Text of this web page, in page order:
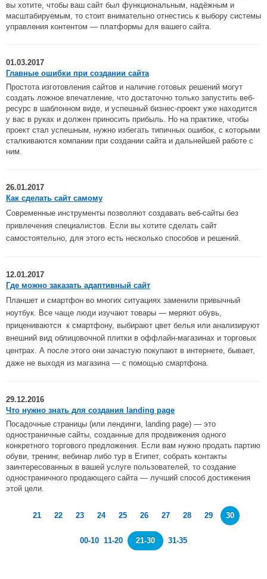
вы хотите, чтобы ваш сайт был функциональным, надёжным и
масштабируемым, то стоит внимательно отнестись к выбору системы
управления контентом — платформы для вашего сайта.
01.03.2017
Главные ошибки при создании сайта
Простота изготовления сайтов и наличие готовых решений могут
создать ложное впечатление, что достаточно только запустить веб-
ресурс в шаблонном виде, и успешный бизнес-проект уже находится
у вас в руках и должен приносить прибыль. Но на практике, чтобы
проект стал успешным, нужно избегать типичных ошибок, с которыми
сталкиваются компании при создании сайта и дальнейшей работе с
ним.
26.01.2017
Как сделать сайт самому
Современные инструменты позволяют создавать веб-сайты без
привлечения специалистов. Если вы хотите сделать сайт
самостоятельно, для этого есть несколько способов и решений.
12.01.2017
Где можно заказать адаптивный сайт
Планшет и смартфон во многих ситуациях заменили привычный
ноутбук. Все чаще люди изучают товары — меряют обувь,
прицениваются к смартфону, выбирают цвет белья или анализируют
внешний вид облицовочной плитки в оффлайн-магазинах и торговых
центрах. А после этого они зачастую покупают в интернете, бывает,
даже не выходя из магазина — с помощью смартфона.
29.12.2016
Что нужно знать для создания landing page
Посадочные страницы (или лендинги, landing page) — это
одностраничные сайты, созданные для продвижения одного
конкретного торгового предложения. Если вам нужно продать партию
обуви, тренинг, вебинар либо тур в Египет, собрать контакты
заинтересованных в вашей услуге пользователей, то создание
одностраничного продающего сайта — лучший способ достижения
этой цели.
21 22 23 24 25 26 27 28 29 30
00-10 11-20 21-30 31-35